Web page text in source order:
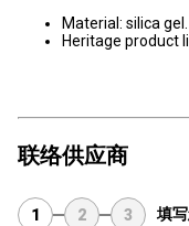
Material: silica gel.
Heritage product
联络供应商
1 2 3 填